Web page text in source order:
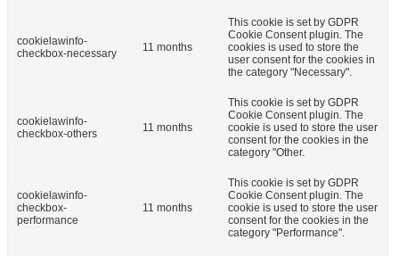
cookielawinfo-
checkbox-necessary
11 months
This cookie is set by GDPR
Cookie Consent plugin. The
cookies is used to store the
user consent for the cookies in
the category "Necessary".
cookielawinfo-
checkbox-others
11 months
This cookie is set by GDPR
Cookie Consent plugin. The
cookie is used to store the user
consent for the cookies in the
category "Other.
cookielawinfo-
checkbox-
performance
11 months
This cookie is set by GDPR
Cookie Consent plugin. The
cookie is used to store the user
consent for the cookies in the
category "Performance".